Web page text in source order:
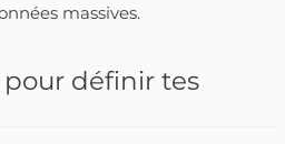
massives.
pour définir tes